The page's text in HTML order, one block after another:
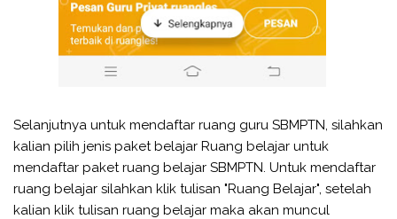
Selanjutnya untuk mendaftar ruang guru SBMPTN, silahkan
kalian pilih jenis paket belajar Ruang belajar untuk
mendaftar paket ruang belajar SBMPTN. Untuk mendaftar
ruang belajar silahkan klik tulisan "Ruang Belajar", setelah
kalian klik tulisan ruang belajar maka akan muncul